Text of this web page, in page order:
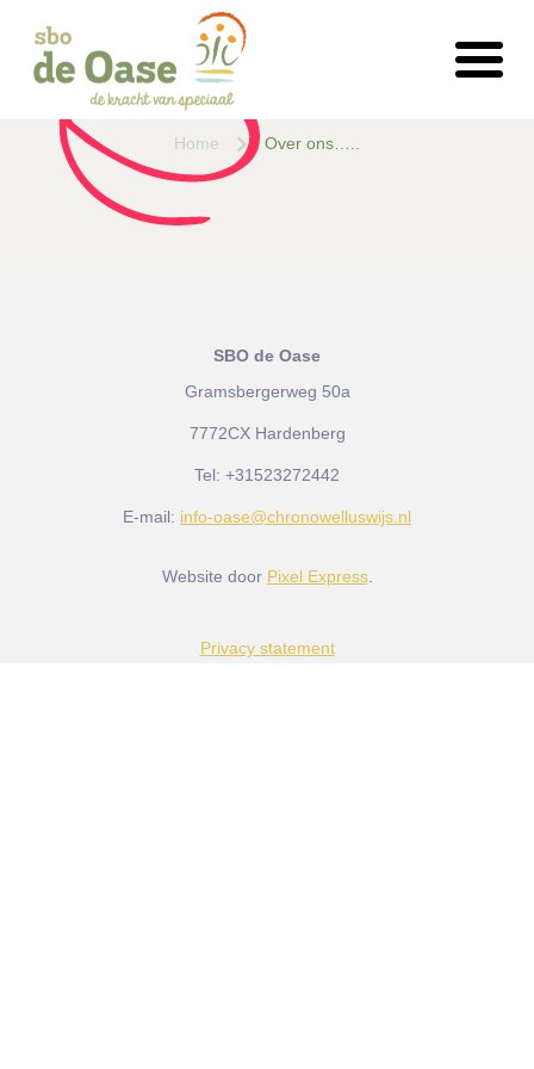
Home Over ons…..
SBO de Oase
Gramsbergerweg 50a
7772CX Hardenberg
Tel: +31523272442
E-mail: info-oase@chronowelluswijs.nl
Website door Pixel Express.
Privacy statement